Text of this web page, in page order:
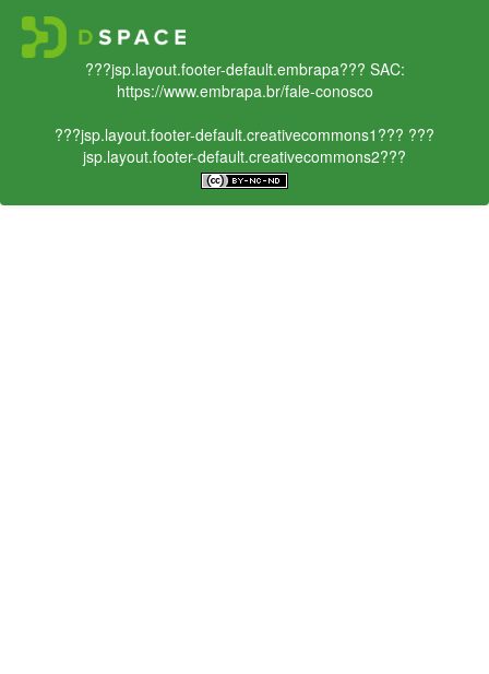
???jsp.layout.footer-default.embrapa??? SAC:
https://www.embrapa.br/fale-conosco
???jsp.layout.footer-default.creativecommons1??? ???
jsp.layout.footer-default.creativecommons2???